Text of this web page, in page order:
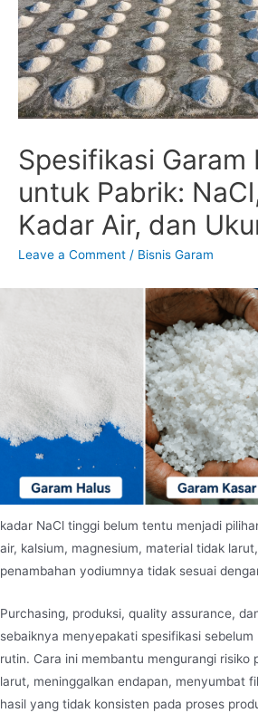
Spesifikasi Garam
untuk Pabrik:
Kadar Air, dan
Leave a Comment / Bisnis Garam
kadar NaCl tinggi belum tentu menjadi
air, kalsium, magnesium, material tidak
penambahan yodiumnya tidak sesuai
Purchasing, produksi, quality assurance,
sebaiknya menyepakati spesifikasi sebelum
rutin. Cara ini membantu mengurangi risiko
larut, meninggalkan endapan, menyumbat
hasil yang tidak konsisten pada proses